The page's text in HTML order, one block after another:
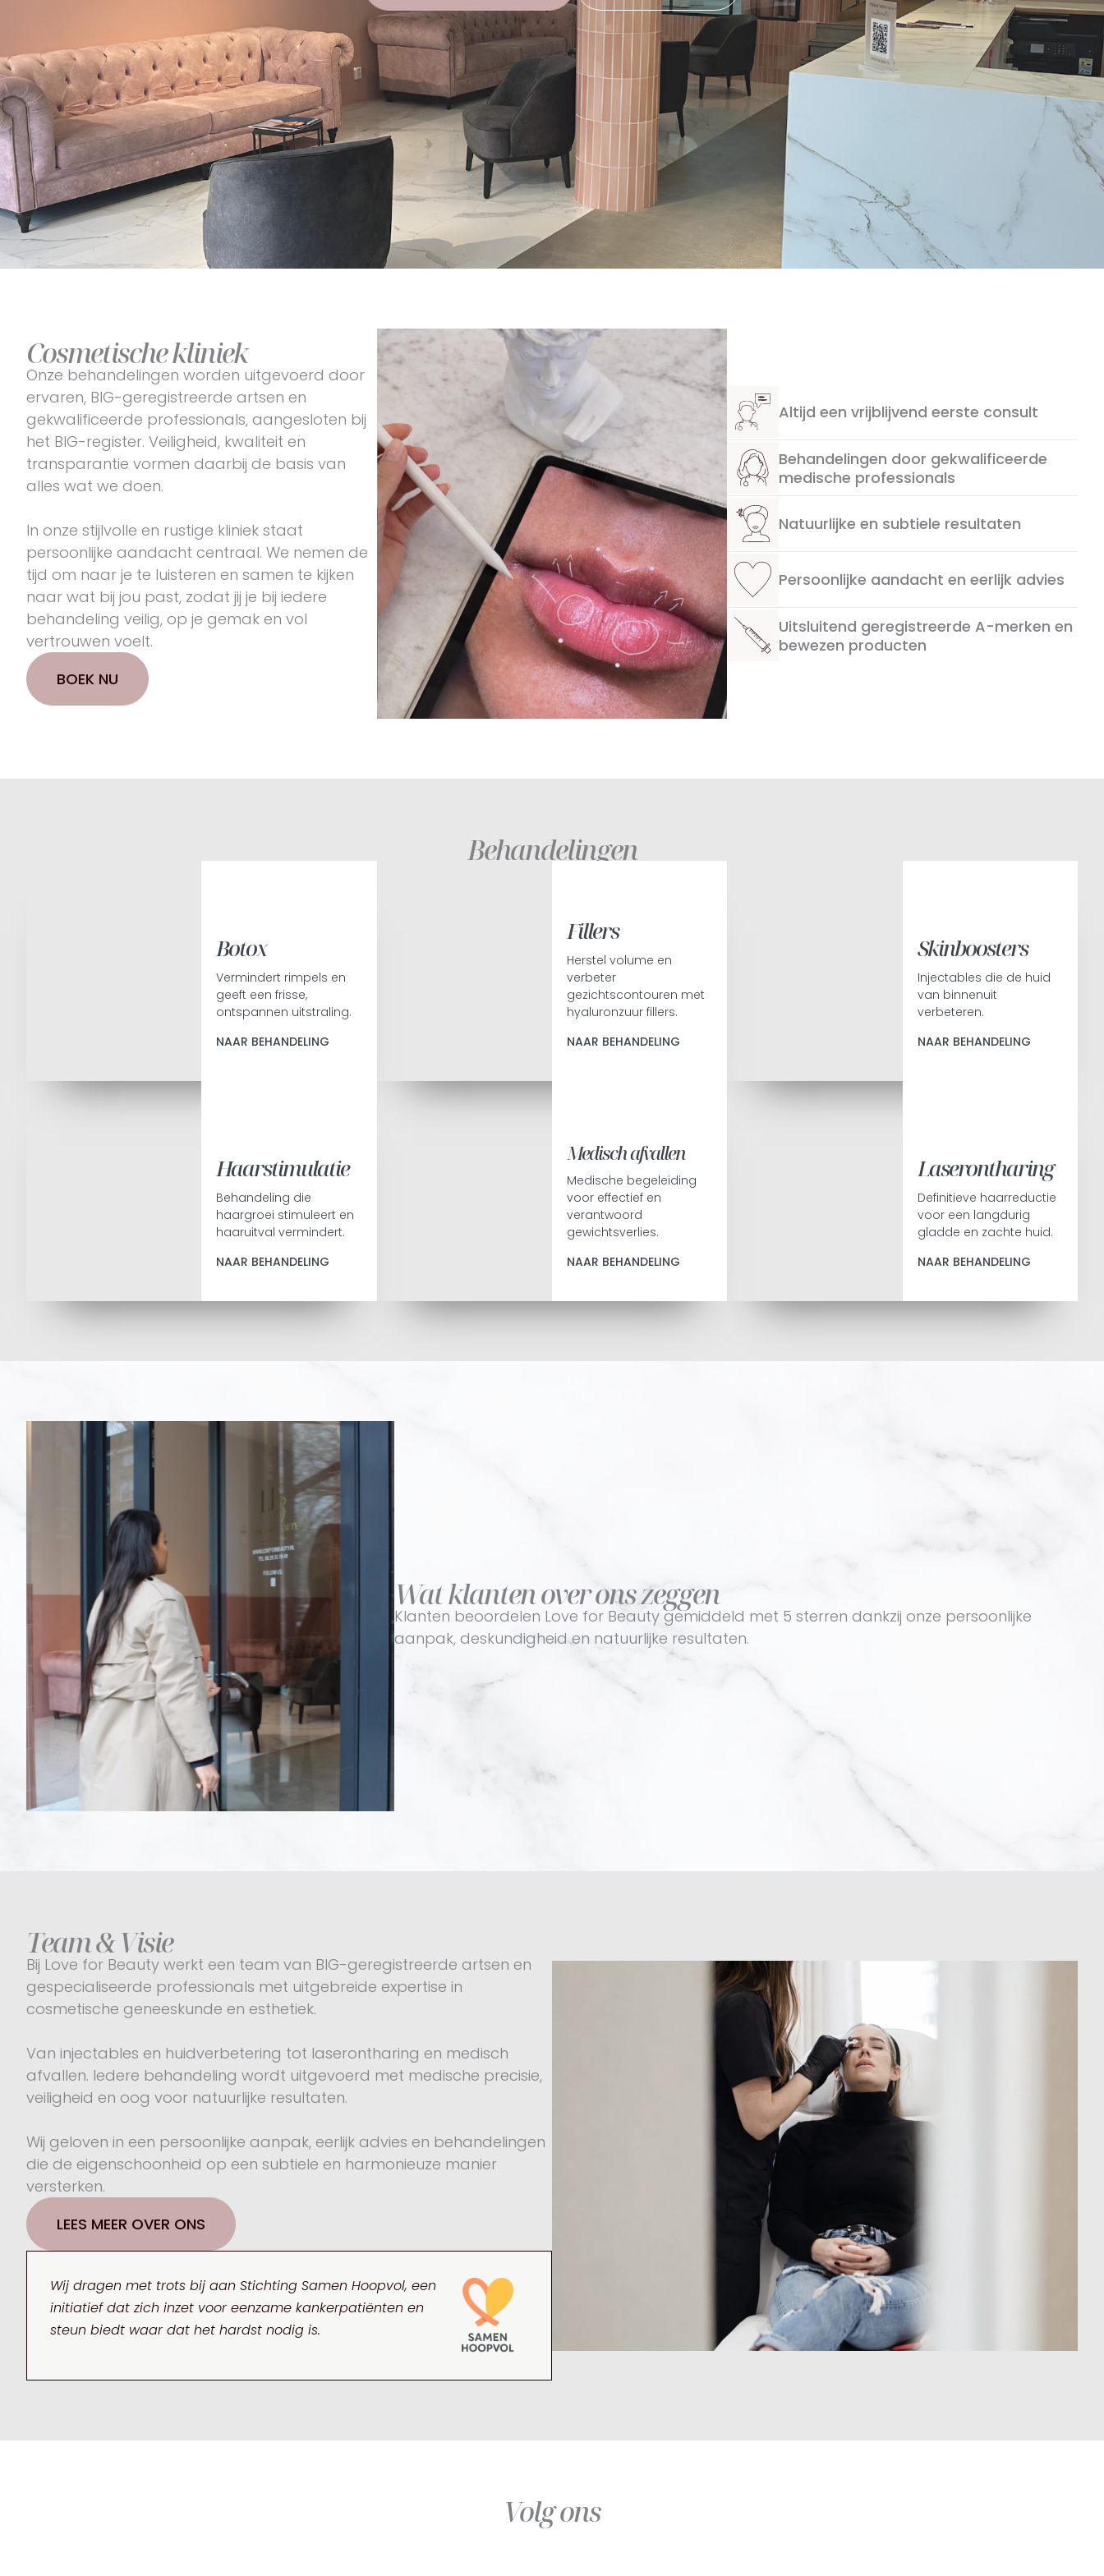
Cosmetische kliniek
Onze behandelingen worden uitgevoerd door
ervaren, BIG-geregistreerde artsen en
gekwalificeerde professionals, aangesloten bij
het BIG-register. Veiligheid, kwaliteit en
transparantie vormen daarbij de basis van
alles wat we doen.
In onze stijlvolle en rustige kliniek staat
persoonlijke aandacht centraal. We nemen de
tijd om naar je te luisteren en samen te kijken
naar wat bij jou past, zodat jij je bij iedere
behandeling veilig, op je gemak en vol
vertrouwen voelt.
BOEK NU
Altijd een vrijblijvend eerste consult
Behandelingen door gekwalificeerde
medische professionals
Natuurlijke en subtiele resultaten
Persoonlijke aandacht en eerlijk advies
Uitsluitend geregistreerde A-merken en
bewezen producten
Behandelingen
Botox
Vermindert rimpels en
geeft een frisse,
ontspannen uitstraling.
NAAR BEHANDELING
Fillers
Herstel volume en
verbeter
gezichtscontouren met
hyaluronzuur fillers.
NAAR BEHANDELING
Skinboosters
Injectables die de huid
van binnenuit
verbeteren.
NAAR BEHANDELING
Haarstimulatie
Behandeling die
haargroei stimuleert en
haaruitval vermindert.
NAAR BEHANDELING
Medisch afvallen
Medische begeleiding
voor effectief en
verantwoord
gewichtsverlies.
NAAR BEHANDELING
Laserontharing
Definitieve haarreductie
voor een langdurig
gladde en zachte huid.
NAAR BEHANDELING
Wat klanten over ons zeggen
Klanten beoordelen Love for Beauty gemiddeld met 5 sterren dankzij onze persoonlijke
aanpak, deskundigheid en natuurlijke resultaten.
Team & Visie
Bij Love for Beauty werkt een team van BIG-geregistreerde artsen en
gespecialiseerde professionals met uitgebreide expertise in
cosmetische geneeskunde en esthetiek.
Van injectables en huidverbetering tot laserontharing en medisch
afvallen. Iedere behandeling wordt uitgevoerd met medische precisie,
veiligheid en oog voor natuurlijke resultaten.
Wij geloven in een persoonlijke aanpak, eerlijk advies en behandelingen
die de eigenschoonheid op een subtiele en harmonieuze manier
versterken.
LEES MEER OVER ONS
Wij dragen met trots bij aan Stichting Samen Hoopvol, een
initiatief dat zich inzet voor eenzame kankerpatiënten en
steun biedt waar dat het hardst nodig is.
Volg ons